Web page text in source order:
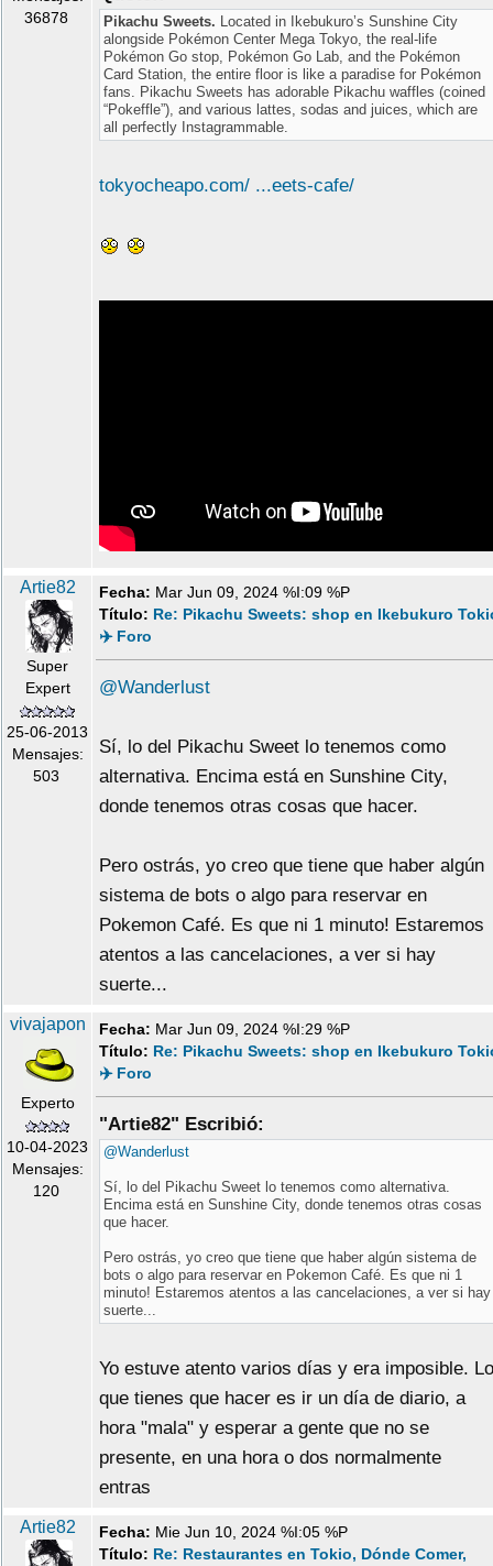
36878
Pikachu Sweets. Located in Ikebukuro’s Sunshine City
alongside Pokémon Center Mega Tokyo, the real-life
Pokémon Go stop, Pokémon Go Lab, and the Pokémon
Card Station, the entire floor is like a paradise for Pokémon
fans. Pikachu Sweets has adorable Pikachu waffles (coined
“Pokeffle”), and various lattes, sodas and juices, which are
all perfectly Instagrammable.
tokyocheapo.com/ ...eets-cafe/
Artie82
Super
Expert
25-06-2013
Mensajes:
503
Fecha: Mar Jun 09, 2024 %I:09 %P
Título: Re: Pikachu Sweets: shop en Ikebukuro
✈️ Foro
@Wanderlust
Sí, lo del Pikachu Sweet lo tenemos como
alternativa. Encima está en Sunshine City,
donde tenemos otras cosas que hacer.
Pero ostrás, yo creo que tiene que haber algún
sistema de bots o algo para reservar en
Pokemon Café. Es que ni 1 minuto! Estaremos
atentos a las cancelaciones, a ver si hay
suerte...
vivajapon
Experto
10-04-2023
Mensajes:
120
Fecha: Mar Jun 09, 2024 %I:29 %P
Título: Re: Pikachu Sweets: shop en Ikebukuro
✈️ Foro
"Artie82" Escribió:
@Wanderlust
Sí, lo del Pikachu Sweet lo tenemos como alternativa.
Encima está en Sunshine City, donde tenemos otras cosas
que hacer.
Pero ostrás, yo creo que tiene que haber algún sistema de
bots o algo para reservar en Pokemon Café. Es que ni 1
minuto! Estaremos atentos a las cancelaciones, a ver si hay
suerte...
Yo estuve atento varios días y era imposible. Lo
que tienes que hacer es ir un día de diario, a
hora "mala" y esperar a gente que no se
presente, en una hora o dos normalmente
entras
Artie82 Fecha: Mie Jun 10, 2024 %I:05 %P
Título: Re: Restaurantes en Tokio, Dónde Comer,